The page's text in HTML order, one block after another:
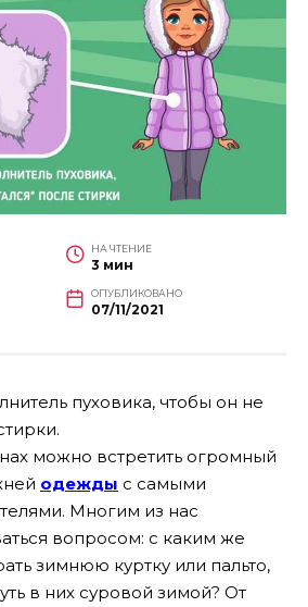
НА ЧТЕНИЕ
3 мин
ОПУБЛИКОВАНО
07/11/2021
пуховика, чтобы он не
можно встретить огромный
одежды с самыми
Многим из нас
вопросом: с каким же
зимнюю куртку или пальто,
в них суровой зимой? От